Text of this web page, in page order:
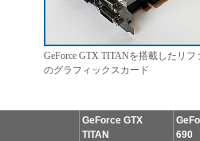
GeForce GTX TITANを搭載したリ
のグラフィックスカード
GeForce GTX
TITAN
690